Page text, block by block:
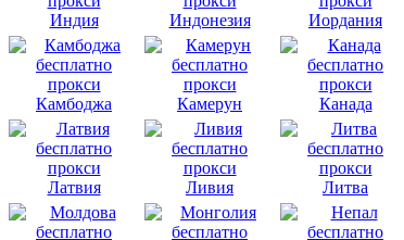
Индия Индонезия Иордания
Камбоджа Камерун Канада
Латвия Ливия Литва